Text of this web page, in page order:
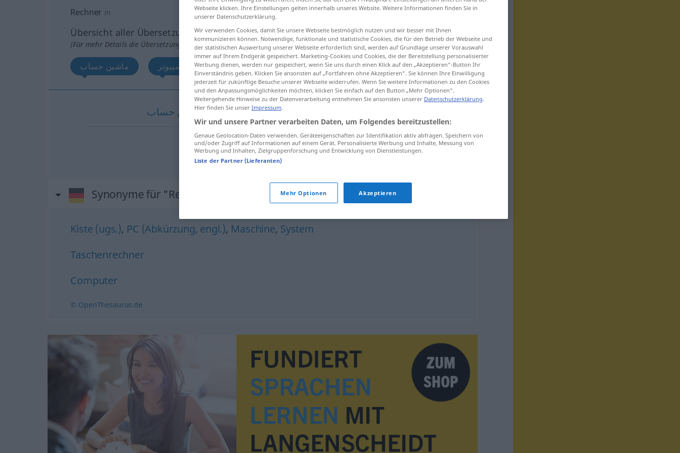
Rechner m
Übersicht aller Übersetzungen
(Für mehr Details die Übersetzung anklicken/antippen)
ماشین حساب رایانه, کامپیوتر
ماشین حساب [māšin-hesāb]
رایانه [rājāne]
کامپیوتر [kāmpijuter]
RechnerComputer
Synonyme für "Rechner"
Kiste (ugs.), PC (Abkürzung, engl.), Maschine, System
Taschenrechner
Computer
© OpenThesaurus.de
Webseite klicken. Ihre Einstellungen gelten innerhalb unseres Website. Weitere Informationen finden Sie in
unserer Datenschutzerklärung.
Wir verwenden Cookies, damit Sie unsere Webseite bestmöglich nutzen und wir besser mit Ihnen
kommunizieren können. Notwendige, funktionale und statistische Cookies, die für den Betrieb der Webseite und
der statistischen Auswertung unserer Webseite erforderlich sind, werden auf Grundlage unserer Vorauswahl
immer auf Ihrem Endgerät gespeichert. Marketing-Cookies und Cookies, die der Bereitstellung personalisierter
Werbung dienen, werden nur gespeichert, wenn Sie uns durch einen Klick auf den „Akzeptieren“-Button Ihr
Einverständnis geben. Klicken Sie ansonsten auf „Fortfahren ohne Akzeptieren“. Sie können Ihre Einwilligung
jederzeit für zukünftige Besuche unserer Webseite widerrufen. Wenn Sie weitere Informationen zu den Cookies
und den Anpassungsmöglichkeiten möchten, klicken Sie einfach auf den Button „Mehr Optionen“.
Weitergehende Hinweise zu der Datenverarbeitung entnehmen Sie ansonsten unserer Datenschutzerklärung.
Hier finden Sie unser Impressum.
Wir und unsere Partner verarbeiten Daten, um Folgendes bereitzustellen:
Genaue Geolocation-Daten verwenden. Geräteeigenschaften zur Identifikation aktiv abfragen. Speichern von
und/oder Zugriff auf Informationen auf einem Gerät. Personalisierte Werbung und Inhalte, Messung von
Werbung und Inhalten, Zielgruppenforschung und Entwicklung von Dienstleistungen.
Liste der Partner (Lieferanten)
Mehr Optionen Akzeptieren